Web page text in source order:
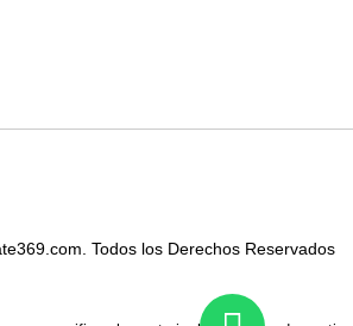
Todos los Derechos Reservados